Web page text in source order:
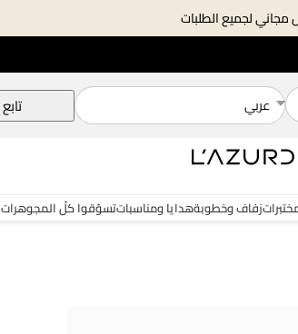
مجاني لجميع الطلبات
عربي تابع
زفاف وخطوبةهدايا ومناسباتتسوّقوا كلّ المجوهرات